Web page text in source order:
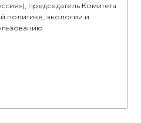
председатель Комитета
политике, экологии и